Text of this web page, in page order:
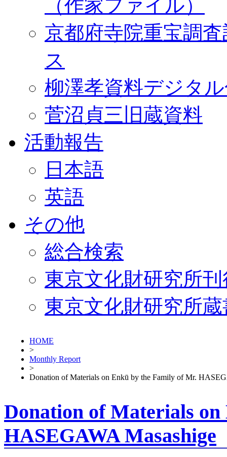
（作家ファイル）
京都府寺院重宝調
ス
柳澤孝資料デジタ
菅沼貞三旧蔵資料
活動報告
日本語
英語
その他
総合検索
東京文化財研究所
東京文化財研究所
HOME
>
Monthly Report
>
Donation of Materials on Enkū by the Family of Mr.
Donation of Materials
HASEGAWA Masashige